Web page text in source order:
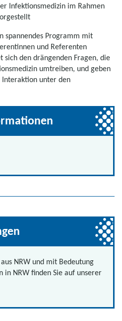
Infektionsmedizin im Rahmen
spannendes Programm mit
und Referenten
sich den drängenden Fragen, die
umtreiben, und geben
Interaktion unter den
NRW und mit Bedeutung
NRW finden Sie auf unserer